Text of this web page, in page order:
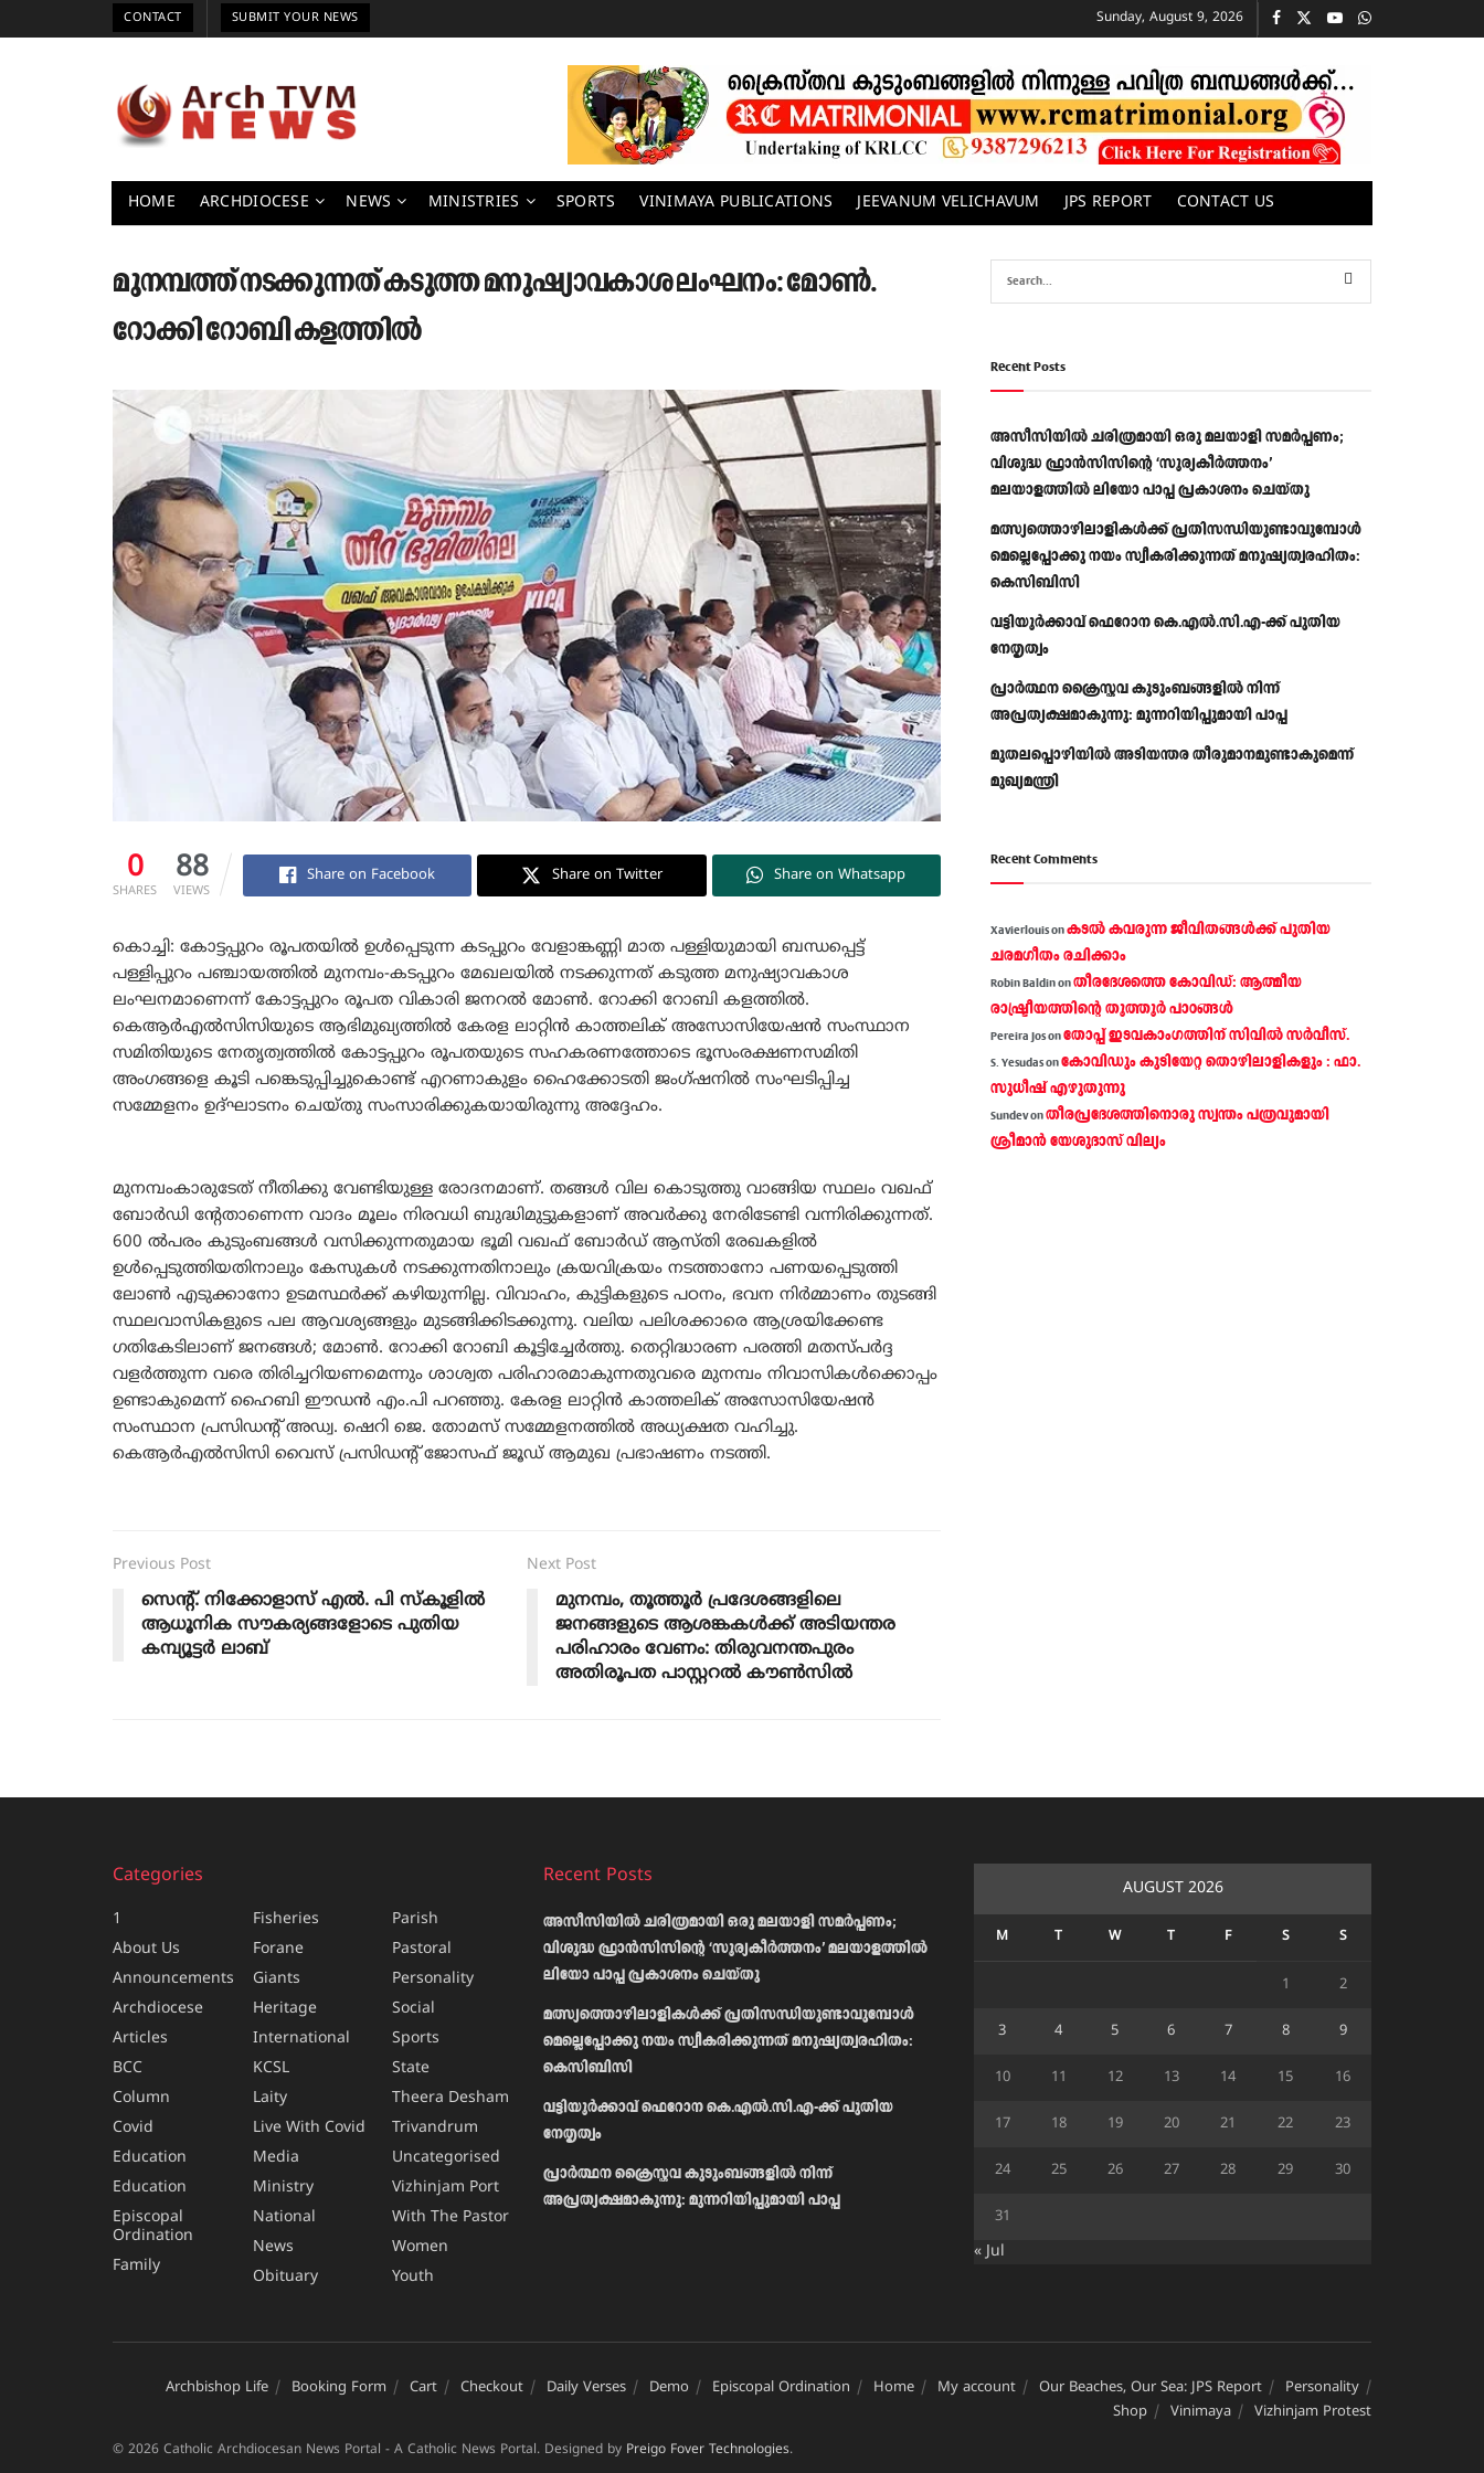
CONTACT SUBMIT YOUR NEWS Sunday, August 9, 2026
HOME ARCHDIOCESE NEWS MINISTRIES SPORTS VINIMAYA PUBLICATIONS JEEVANUM VELICHAVUM JPS REPORT CONTACT US
മുനമ്പത്ത് നടക്കുന്നത് കടുത്ത മനുഷ്യാവകാശ ലംഘനം: മോണ്‍.
റോക്കി റോബി കളത്തില്‍
0
SHARES
88
VIEWS
Share on Facebook Share on Twitter Share on Whatsapp
കൊച്ചി: കോട്ടപ്പുറം രൂപതയില്‍ ഉള്‍പ്പെടുന്ന കടപ്പുറം വേളാങ്കണ്ണി മാത പള്ളിയുമായി ബന്ധപ്പെട്ട്
പള്ളിപ്പുറം പഞ്ചായത്തില്‍ മുനമ്പം-കടപ്പുറം മേഖലയില്‍ നടക്കുന്നത് കടുത്ത മനുഷ്യാവകാശ
ലംഘനമാണെന്ന് കോട്ടപ്പുറം രൂപത വികാരി ജനറല്‍ മോണ്‍. റോക്കി റോബി കളത്തില്‍.
കെആര്‍എല്‍സിസിയുടെ ആഭിമുഖ്യത്തില്‍ കേരള ലാറ്റിന്‍ കാത്തലിക് അസോസിയേഷന്‍ സംസ്ഥാന
സമിതിയുടെ നേതൃത്വത്തില്‍ കോട്ടപ്പുറം രൂപതയുടെ സഹകരണത്തോടെ ഭൂസംരക്ഷണസമിതി
അംഗങ്ങളെ കൂടി പങ്കെടുപ്പിച്ചുകൊണ്ട് എറണാകുളം ഹൈക്കോടതി ജംഗ്ഷനില്‍ സംഘടിപ്പിച്ച
സമ്മേളനം ഉദ്ഘാടനം ചെയ്തു സംസാരിക്കുകയായിരുന്നു അദ്ദേഹം.
മുനമ്പംകാരുടേത് നീതിക്കു വേണ്ടിയുള്ള രോദനമാണ്. തങ്ങള്‍ വില കൊടുത്തു വാങ്ങിയ സ്ഥലം വഖഫ്
ബോര്‍ഡി ന്റേതാണെന്ന വാദം മൂലം നിരവധി ബുദ്ധിമുട്ടുകളാണ് അവര്‍ക്കു നേരിടേണ്ടി വന്നിരിക്കുന്നത്.
600 ല്‍പരം കുടുംബങ്ങള്‍ വസിക്കുന്നതുമായ ഭൂമി വഖഫ് ബോര്‍ഡ് ആസ്തി രേഖകളില്‍
ഉള്‍പ്പെടുത്തിയതിനാലും കേസുകള്‍ നടക്കുന്നതിനാലും ക്രയവിക്രയം നടത്താനോ പണയപ്പെടുത്തി
ലോണ്‍ എടുക്കാനോ ഉടമസ്ഥര്‍ക്ക് കഴിയുന്നില്ല. വിവാഹം, കുട്ടികളുടെ പഠനം, ഭവന നിര്‍മ്മാണം തുടങ്ങി
സ്ഥലവാസികളുടെ പല ആവശ്യങ്ങളും മുടങ്ങിക്കിടക്കുന്നു. വലിയ പലിശക്കാരെ ആശ്രയിക്കേണ്ട
ഗതികേടിലാണ് ജനങ്ങള്‍; മോണ്‍. റോക്കി റോബി കൂട്ടിച്ചേര്‍ത്തു. തെറ്റിദ്ധാരണ പരത്തി മതസ്പര്‍ദ്ദ
വളര്‍ത്തുന്ന വരെ തിരിച്ചറിയണമെന്നും ശാശ്വത പരിഹാരമാകുന്നതുവരെ മുനമ്പം നിവാസികള്‍ക്കൊപ്പം
ഉണ്ടാകുമെന്ന് ഹൈബി ഈഡന്‍ എം.പി പറഞ്ഞു. കേരള ലാറ്റിന്‍ കാത്തലിക് അസോസിയേഷന്‍
സംസ്ഥാന പ്രസിഡന്റ് അഡ്വ. ഷെറി ജെ. തോമസ് സമ്മേളനത്തില്‍ അധ്യക്ഷത വഹിച്ചു.
കെആര്‍എല്‍സിസി വൈസ് പ്രസിഡന്റ് ജോസഫ് ജൂഡ് ആമുഖ പ്രഭാഷണം നടത്തി.
Previous Post
സെന്റ്. നിക്കോളാസ് എൽ. പി സ്കൂളിൽ
ആധൂനിക സൗകര്യങ്ങളോടെ പുതിയ
കമ്പ്യൂട്ടർ ലാബ്
Next Post
മുനമ്പം, തൂത്തൂർ പ്രദേശങ്ങളിലെ
ജനങ്ങളുടെ ആശങ്കകൾക്ക്‌ അടിയന്തര
പരിഹാരം വേണം: തിരുവനന്തപുരം
അതിരൂപത പാസ്റ്ററൽ കൗൺസിൽ
Recent Posts
അസീസിയിൽ ചരിത്രമായി ഒരു മലയാളി സമർപ്പണം;
വിശുദ്ധ ഫ്രാൻസിസിന്റെ ‘സൂര്യകീർത്തനം’
മലയാളത്തിൽ ലിയോ പാപ്പ പ്രകാശനം ചെയ്തു
മത്സ്യത്തൊഴിലാളികള്‍ക്ക് പ്രതിസന്ധിയുണ്ടാവുമ്പോള്‍
മെല്ലെപ്പോക്കു നയം സ്വീകരിക്കുന്നത് മനുഷ്യത്വരഹിതം:
കെസിബിസി
വട്ടിയൂർക്കാവ് ഫെറോന കെ.എൽ.സി.എ-ക്ക് പുതിയ
നേതൃത്വം
പ്രാര്‍ത്ഥന ക്രൈസ്തവ കുടുംബങ്ങളില്‍ നിന്ന്
അപ്രത്യക്ഷമാകുന്നു: മുന്നറിയിപ്പുമായി പാപ്പ
മുതലപ്പൊഴിയിൽ അടിയന്തര തീരുമാനമുണ്ടാകുമെന്ന്
മുഖ്യമന്ത്രി
Recent Comments
Xavierlouisonകടല്‍ കവരുന്ന ജീവിതങ്ങള്‍ക്ക് പുതിയ
ചരമഗീതം രചിക്കാം
Robin Baldinonതീരദേശത്തെ കോവിഡ്: ആത്മീയ
രാഷ്ട്രീയത്തിന്റെ തൂത്തൂര്‍ പാഠങ്ങൾ
Pereira Josonതോപ്പ് ഇടവകാംഗത്തിന് സിവിൽ സർവീസ്.
S. Yesudasonകോവിഡും കുടിയേറ്റ തൊഴിലാളികളും : ഫാ.
സുധീഷ് എഴുതുന്നു
Sundevonതീരപ്രദേശത്തിനൊരു സ്വന്തം പത്രവുമായി
ശ്രീമാന്‍ യേശുദാസ് വില്യം
Categories
1
About Us
Announcements
Archdiocese
Articles
BCC
Column
Covid
Education
Education
Episcopal
Ordination
Family
Fisheries
Forane
Giants
Heritage
International
KCSL
Laity
Live With Covid
Media
Ministry
National
News
Obituary
Parish
Pastoral
Personality
Social
Sports
State
Theera Desham
Trivandrum
Uncategorised
Vizhinjam Port
With The Pastor
Women
Youth
Recent Posts
അസീസിയിൽ ചരിത്രമായി ഒരു മലയാളി സമർപ്പണം;
വിശുദ്ധ ഫ്രാൻസിസിന്റെ ‘സൂര്യകീർത്തനം’ മലയാളത്തിൽ
ലിയോ പാപ്പ പ്രകാശനം ചെയ്തു
മത്സ്യത്തൊഴിലാളികള്‍ക്ക് പ്രതിസന്ധിയുണ്ടാവുമ്പോള്‍
മെല്ലെപ്പോക്കു നയം സ്വീകരിക്കുന്നത് മനുഷ്യത്വരഹിതം:
കെസിബിസി
വട്ടിയൂർക്കാവ് ഫെറോന കെ.എൽ.സി.എ-ക്ക് പുതിയ
നേതൃത്വം
പ്രാര്‍ത്ഥന ക്രൈസ്തവ കുടുംബങ്ങളില്‍ നിന്ന്
അപ്രത്യക്ഷമാകുന്നു: മുന്നറിയിപ്പുമായി പാപ്പ
AUGUST 2026
M T W T F S S
1 2
3 4 5 6 7 8 9
10 11 12 13 14 15 16
17 18 19 20 21 22 23
24 25 26 27 28 29 30
31
« Jul
Archbishop Life Booking Form Cart Checkout Daily Verses Demo Episcopal Ordination Home My account Our Beaches, Our Sea: JPS Report
Personality
Shop
Vinimaya Vizhinjam Protest
© 2026 Catholic Archdiocesan News Portal - A Catholic News Portal. Designed by Preigo Fover Technologies.